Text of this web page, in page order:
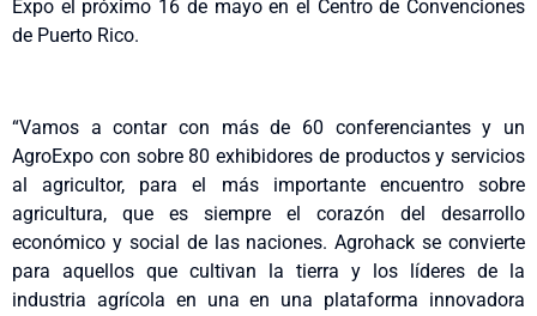
Expo el próximo 16 de mayo en el Centro de Convenciones
de Puerto Rico.
“Vamos a contar con más de 60 conferenciantes y un
AgroExpo con sobre 80 exhibidores de productos y servicios
al agricultor, para el más importante encuentro sobre
agricultura, que es siempre el corazón del desarrollo
económico y social de las naciones. Agrohack se convierte
para aquellos que cultivan la tierra y los líderes de la
industria agrícola en una en una plataforma innovadora